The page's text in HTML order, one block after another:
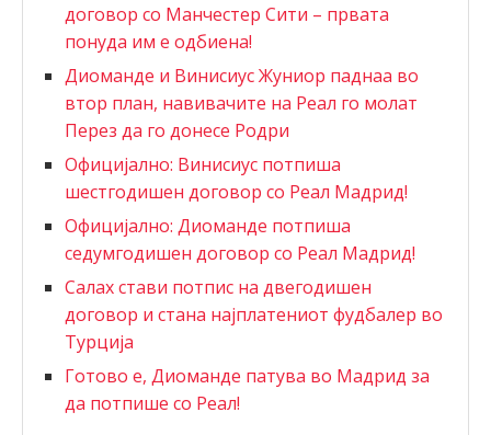
договор со Манчестер Сити – првата
понуда им е одбиена!
Диоманде и Винисиус Жуниор паднаа во
втор план, навивачите на Реал го молат
Перез да го донесе Родри
Официјално: Винисиус потпиша
шестгодишен договор со Реал Мадрид!
Официјално: Диоманде потпиша
седумгодишен договор со Реал Мадрид!
Салах стави потпис на двегодишен
договор и стана најплатениот фудбалер во
Турција
Готово е, Диоманде патува во Мадрид за
да потпише со Реал!